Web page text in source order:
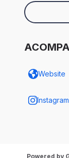
Website
Instagram
Powered by